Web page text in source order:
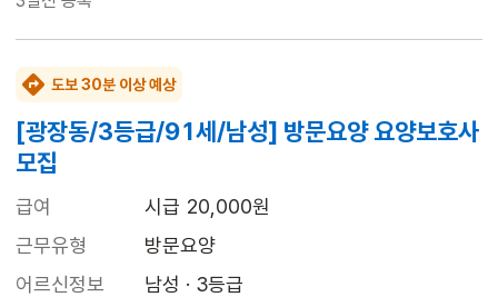
도보 30분 이상 예상
[광장동/3등급/91세/남성] 방문요양 요양보호사
모집
급여
시급 20,000원
근무유형
방문요양
어르신정보
남성 · 3등급